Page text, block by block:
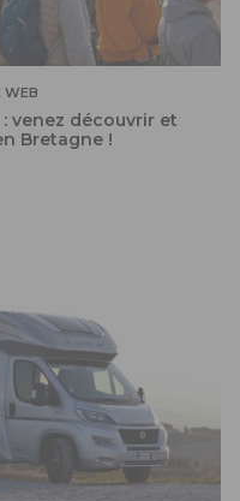
WEB
venez découvrir et
Bretagne !